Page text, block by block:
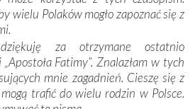
o własną duszę i o łaskę
przynosi pomyślność –
Odstępstwo owocuje
Te uniwersalne prawdy
gdy słuchaliśmy opowieści
monarchach i wodzach,
losach grzesznych
wielu Polaków mogło zapoznać się z
za otrzymane ostatnio
Fatimy”. Znalazłam w tych
mnie zagadnień. Cieszę się z
trafić do wielu rodzin w Polsce.